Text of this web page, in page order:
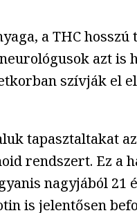
a THC
azt is
szívják el
tapasztaltakat
rendszert. Ez a
nagyjából 21
is jelentősen